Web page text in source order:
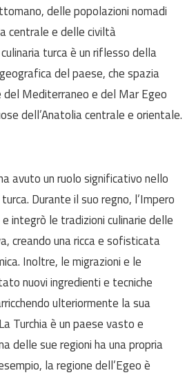
delle popolazioni nomadi
centrale e delle civiltà
turca è un riflesso della
del paese, che spazia
Mediterraneo e del Mar Egeo
dell’Anatolia centrale e orientale.
avuto un ruolo significativo nello
Durante il suo regno, l’Impero
integrò le tradizioni culinarie delle
creando una ricca e sofisticata
Inoltre, le migrazioni e le
nuovi ingredienti e tecniche
ulteriormente la sua
Turchia è un paese vasto e
delle sue regioni ha una propria
la regione dell’Egeo è